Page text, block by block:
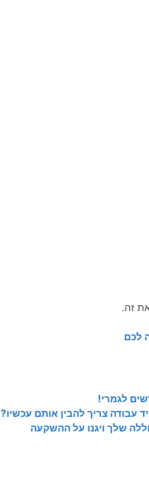
זה.
לכם
לגמרי!
עבודה צריך להבין אותם עכשיו?
שלך ויגנו על ההשקעה